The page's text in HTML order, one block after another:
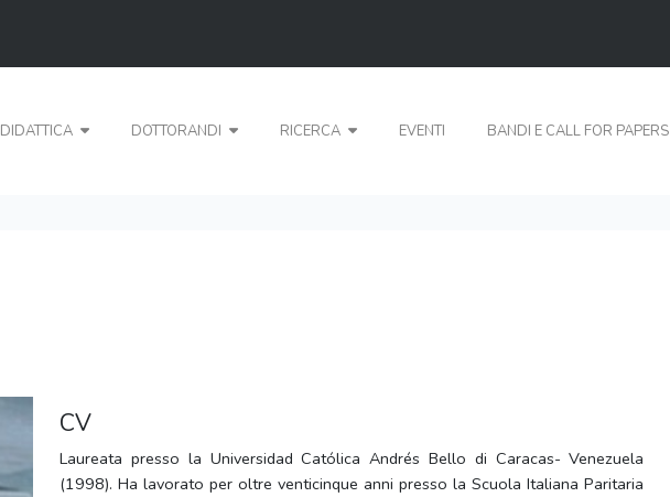
DIDATTICA DOTTORANDI RICERCA EVENTI BANDI E CALL FOR PAPERS
CV
Laureata presso la Universidad Católica Andrés Bello di Caracas- Venezuela
(1998). Ha lavorato per oltre venticinque anni presso la Scuola Italiana Paritaria